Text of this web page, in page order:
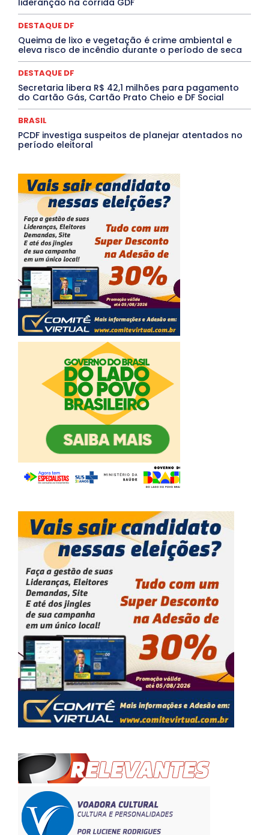
TÁ FROID? TEATRO
Tocantins
Utilidade Pública ZikaVirus
Mais
DESTAQUE DF
Queima de lixo e vegetação é crime ambiental e
eleva risco de incêndio durante o período de seca
DESTAQUE DF
Secretaria libera R$ 42,1 milhões para pagamento
do Cartão Gás, Cartão Prato Cheio e DF Social
BRASIL
PCDF investiga suspeitos de planejar atentados no
período eleitoral